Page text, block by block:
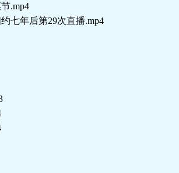
.mp4
七年后第29次直播.mp4